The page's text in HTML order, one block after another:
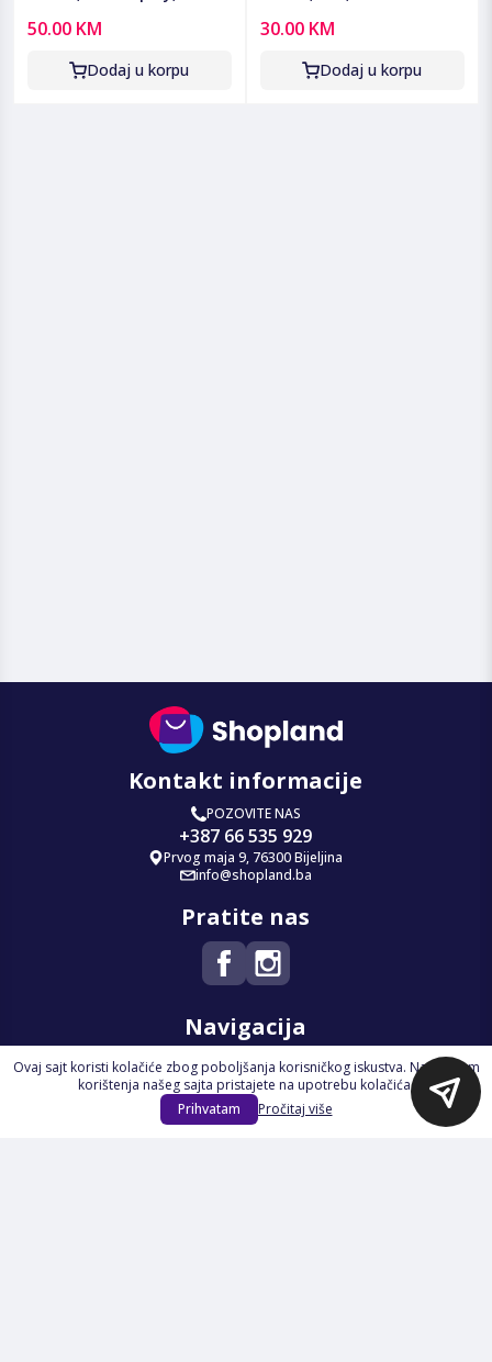
50.00 KM
Dodaj u korpu
30.00 KM
Dodaj u korpu
Kontakt informacije
POZOVITE NAS
+387 66 535 929
Prvog maja 9, 76300 Bijeljina
info@shopland.ba
Pratite nas
Navigacija
Početna
Na Akciji
Izdvajamo
Ovaj sajt koristi kolačiće zbog poboljšanja korisničkog iskustva. Nastavkom
korištenja našeg sajta pristajete na upotrebu kolačića.
Prihvatam
Pročitaj više